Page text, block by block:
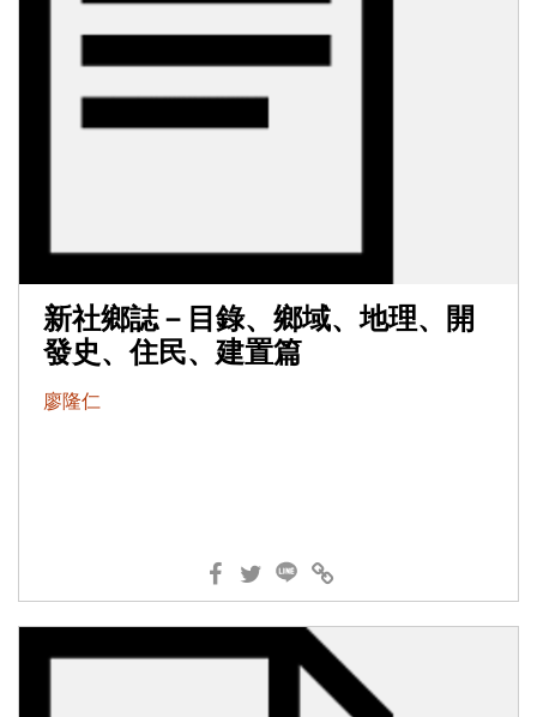
新社鄉誌－目錄、鄉域、地理、開
發史、住民、建置篇
廖隆仁